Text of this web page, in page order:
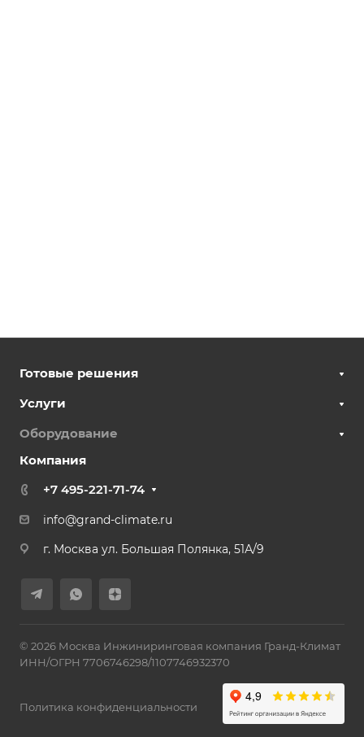
Готовые решения
Услуги
Оборудование
Компания
+7 495-221-71-74
info@grand-climate.ru
г. Москва ул. Большая Полянка, 51А/9
© 2026 Москва Инжиниринговая компания Гранд-Климат
ИНН/ОГРН 7706746298/1107746932370
Политика конфиденциальности